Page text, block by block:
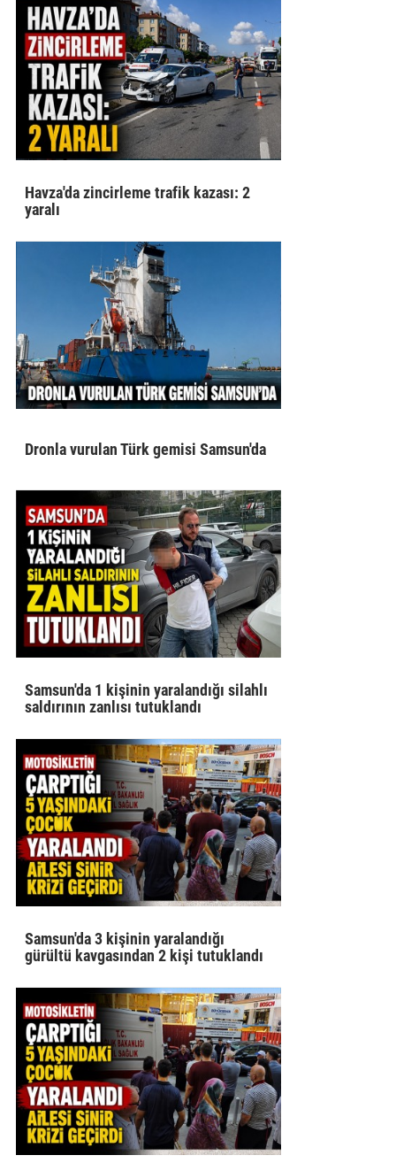
Havza'da zincirleme trafik kazası: 2
yaralı
Dronla vurulan Türk gemisi Samsun'da
Samsun'da 1 kişinin yaralandığı silahlı
saldırının zanlısı tutuklandı
Samsun'da 3 kişinin yaralandığı
gürültü kavgasından 2 kişi tutuklandı